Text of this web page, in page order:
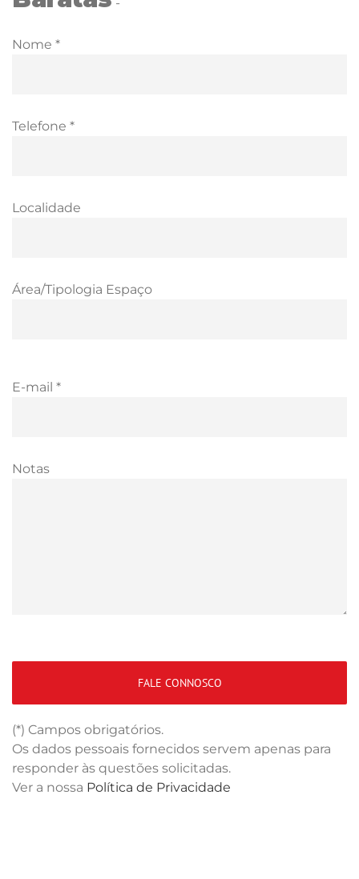
Nome *
Telefone *
Localidade
Área/Tipologia Espaço
E-mail *
Notas
(*) Campos obrigatórios.
Os dados pessoais fornecidos servem apenas para
responder às questões solicitadas.
Ver a nossa Política de Privacidade